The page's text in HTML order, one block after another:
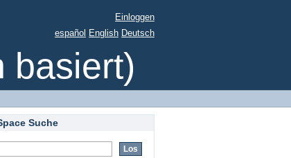
basiert)
Einloggen
español English Deutsch
Suche